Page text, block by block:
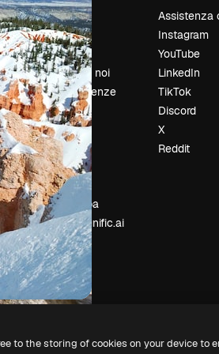
Prezzi
Chi siamo
Recensioni
Lavora con noi
Cerca tendenze
Blog
Eventi
Slidesgo
Vendi i tuoi
contenuti
Sala stampa
Cerchi magnific.ai
Assistenza
Instagram
YouTube
LinkedIn
TikTok
Discord
X
Reddit
to the storing of cookies on your device to